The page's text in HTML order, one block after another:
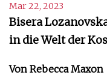
Mar 22, 2023
Bisera
in die Welt der
Von Rebecca Maxon